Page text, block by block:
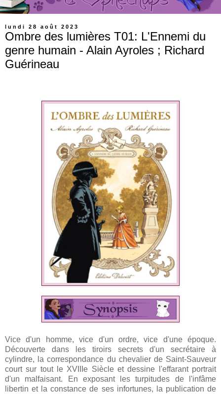
lundi 28 août 2023
Ombre des lumières T01: L'Ennemi du
genre humain - Alain Ayroles ; Richard
Guérineau
Vice d'un homme, vice d'un ordre, vice d'une époque.
Découverte dans les tiroirs secrets d'un secrétaire à
cylindre, la correspondance du chevalier de Saint-Sauveur
court sur tout le XVIIIe Siècle et dessine l'effarant portrait
d'un malfaisant. En exposant les turpitudes de l'infâme
libertin et la constance de ses infortunes, la publication de